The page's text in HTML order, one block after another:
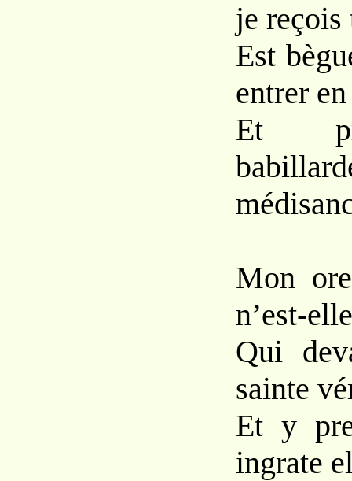
je reçois
Est
entrer
Et
Mon
n’est-
Qui
sainte
Et y
ingrate